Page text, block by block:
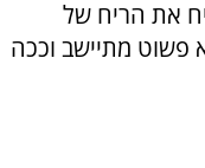
את הריח של
פשוט מתיישב וככה